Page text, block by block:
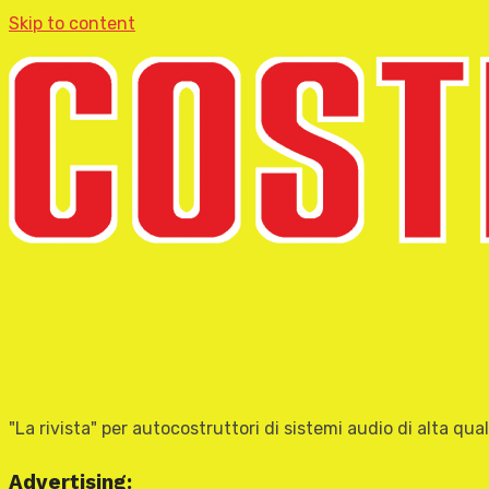
Skip to content
"La rivista" per autocostruttori di sistemi audio di alta
Advertising: